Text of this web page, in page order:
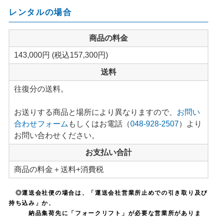
レンタルの場合
商品の料金
143,000円 (税込157,300円)
送料
往復分の送料。
お送りする商品と場所により異なりますので、 お問い
合わせフォーム もしくはお電話（048-928-2507）より
お問い合わせください。
お支払い合計
商品の料金＋送料+消費税
◎運送会社便の場合は、「運送会社営業所止めでの引き取り及び
持ち込み」か、
納品集荷先に「フォークリフト」が必要な営業所がありま